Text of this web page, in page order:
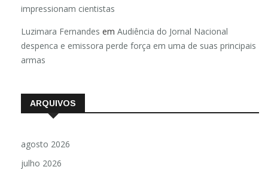
impressionam cientistas
Luzimara Fernandes em Audiência do Jornal Nacional
despenca e emissora perde força em uma de suas principais
armas
ARQUIVOS
agosto 2026
julho 2026